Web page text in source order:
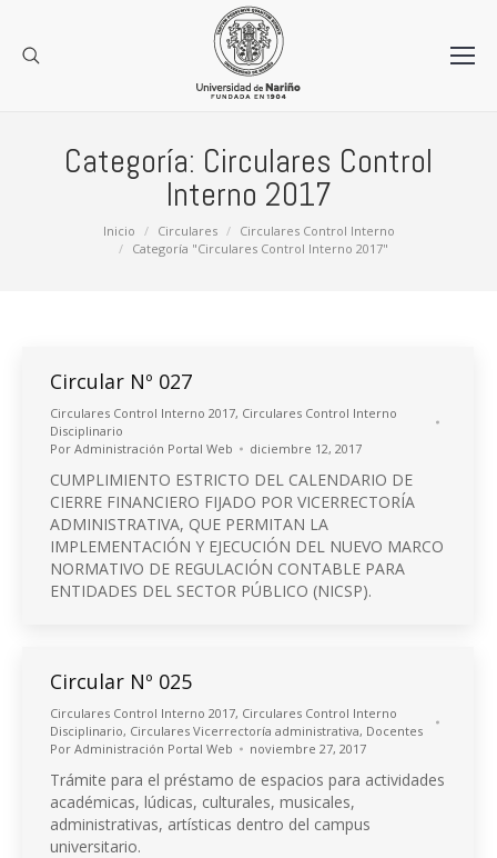
Categoría: Circulares Control
Interno 2017
Inicio Circulares
Circulares Control Interno
Categoría "Circulares Control Interno 2017"
Circular Nº 027
Circulares Control Interno 2017, Circulares Control Interno
Disciplinario
Por Administración Portal Web diciembre 12, 2017
CUMPLIMIENTO ESTRICTO DEL CALENDARIO DE
CIERRE FINANCIERO FIJADO POR VICERRECTORÍA
ADMINISTRATIVA, QUE PERMITAN LA
IMPLEMENTACIÓN Y EJECUCIÓN DEL NUEVO MARCO
NORMATIVO DE REGULACIÓN CONTABLE PARA
ENTIDADES DEL SECTOR PÚBLICO (NICSP).
Circular Nº 025
Circulares Control Interno 2017, Circulares Control Interno
Disciplinario, Circulares Vicerrectoría administrativa, Docentes
Por Administración Portal Web noviembre 27, 2017
Trámite para el préstamo de espacios para actividades
académicas, lúdicas, culturales, musicales,
administrativas, artísticas dentro del campus
universitario.